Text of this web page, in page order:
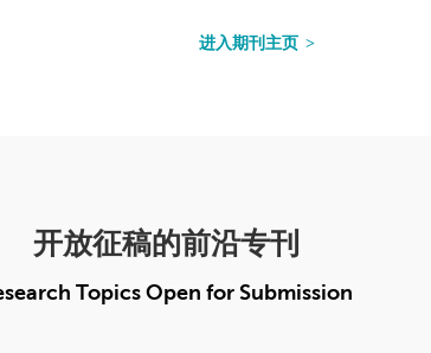
进入期刊主页
开放征稿的前沿专刊
Topics Open for Submission